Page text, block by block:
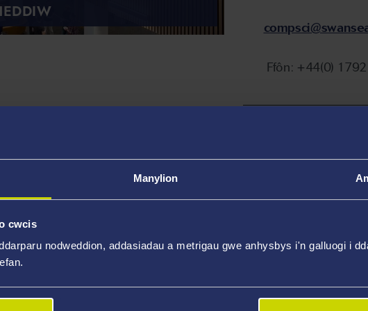
Manylion
cwcis
nodweddion, addasiadau a metrigau gwe anhysbys i'n galluogi i
Ffôn: +44(0)
Gradd Ôl-
rhwng Pobl a
Ddamcaniaethol
Cyfrifiadura Gweledol a